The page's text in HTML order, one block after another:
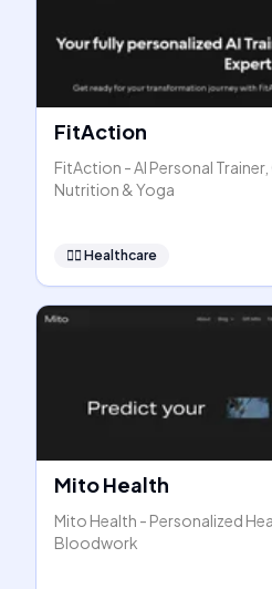
FitAction
FitAction - AI Personal
Nutrition & Yoga
👩‍⚕️ Healthcare
Mito Health
Mito Health - Personalized
Bloodwork